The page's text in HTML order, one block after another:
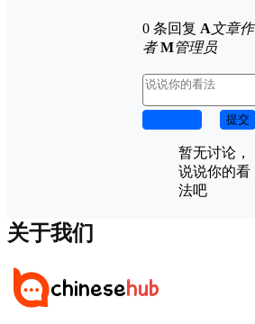
0 条回复 A文章作
者 M管理员
提交
暂无讨论，
说说你的看
法吧
关于我们